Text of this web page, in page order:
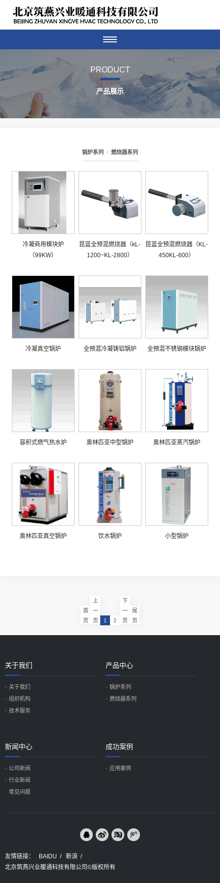
PRODUCT
产品展示
锅炉系列 燃烧器系列
冷凝商用模块炉
（99KW）
昆蓝全预混燃烧器（kL-
1200~KL-2800）
昆蓝全预混燃烧器（KL-
450KL-600）
冷凝真空锅炉 全预混冷凝铸铝锅炉 全预混不锈钢模块锅炉
容积式燃气热水炉 奥林匹亚中型锅炉 奥林匹亚蒸汽锅炉
奥林匹亚真空锅炉 饮水锅炉 小型锅炉
首
页
上
一
页
1 2
下
一
页
尾
页
关于我们
关于我们
组织机构
技术服务
产品中心
锅炉系列
燃烧器系列
新闻中心
公司新闻
行业新闻
常见问题
成功案例
应用案例
友情链接： BAIDU / 新浪 /
北京筑燕兴业暖通科技有限公司©版权所有